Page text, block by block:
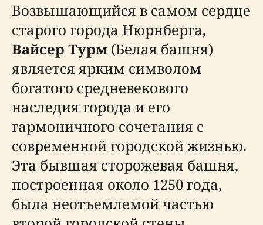
Возвышающийся в самом сердце
старого города Нюрнберга,
Вайсер Турм (Белая башня)
является ярким символом
богатого средневекового
наследия города и его
гармоничного сочетания с
современной городской жизнью.
Эта бывшая сторожевая башня,
построенная около 1250 года,
была неотъемлемой частью